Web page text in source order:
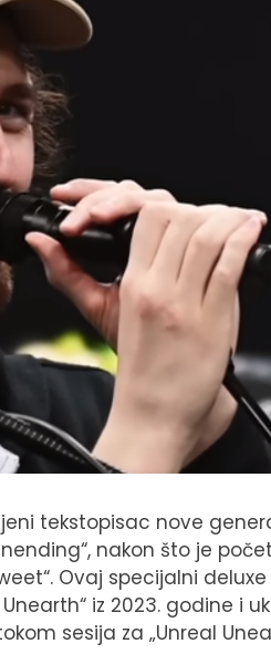
tekstopisac nove
nakon što je
Ovaj specijalni
iz 2023. godine i
sesija za „Unreal